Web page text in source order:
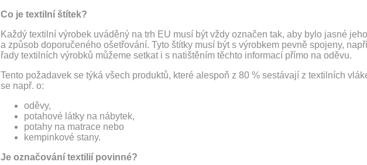
Co je textilní štítek?
Každý textilní výrobek uváděný na trh EU musí být vždy označen tak, aby bylo jasné
a způsob doporučeného ošetřování. Tyto štítky musí být s výrobkem pevně spojeny,
řady textilních výrobků můžeme setkat i s natištěním těchto informací přímo na oděvu.
Tento požadavek se týká všech produktů, které alespoň z 80 % sestávají z textilních
se např. o:
oděvy,
potahové látky na nábytek,
potahy na matrace nebo
kempinkové stany.
Je označování textilií povinné?